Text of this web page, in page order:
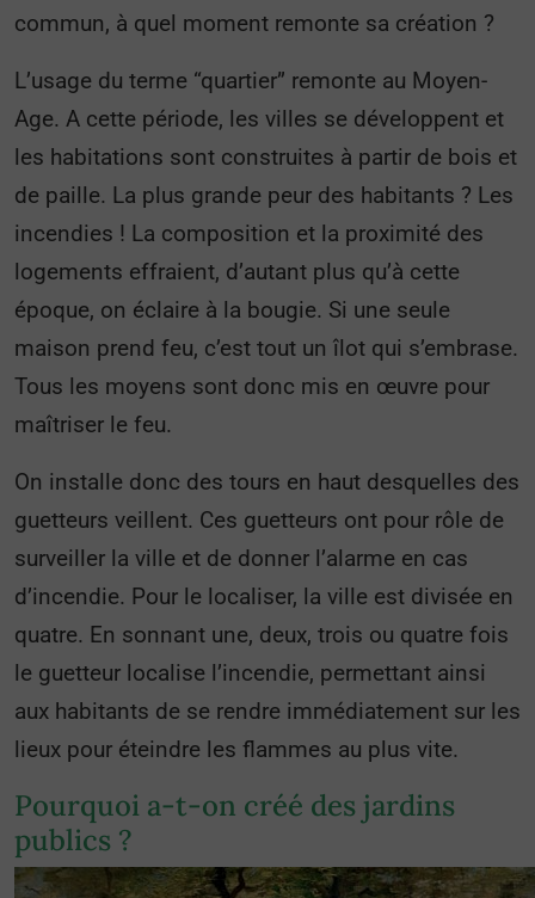
commun, à quel moment remonte sa création ?
L’usage du terme “quartier” remonte au Moyen-
Age. A cette période, les villes se développent et
les habitations sont construites à partir de bois et
de paille. La plus grande peur des habitants ? Les
incendies ! La composition et la proximité des
logements effraient, d’autant plus qu’à cette
époque, on éclaire à la bougie. Si une seule
maison prend feu, c’est tout un îlot qui s’embrase.
Tous les moyens sont donc mis en œuvre pour
maîtriser le feu.
On installe donc des tours en haut desquelles des
guetteurs veillent. Ces guetteurs ont pour rôle de
surveiller la ville et de donner l’alarme en cas
d’incendie. Pour le localiser, la ville est divisée en
quatre. En sonnant une, deux, trois ou quatre fois
le guetteur localise l’incendie, permettant ainsi
aux habitants de se rendre immédiatement sur les
lieux pour éteindre les flammes au plus vite.
Pourquoi a-t-on créé des jardins
publics ?